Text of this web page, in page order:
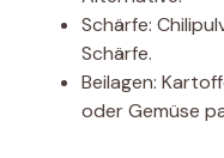
Schärfe:
Schärfe.
Beilagen:
oder Gemüse